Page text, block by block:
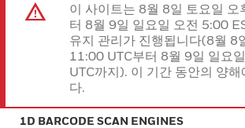
이 사이트는 8월 8일 토요일 오
터 8월 9일 일요일 오전 5:00
유지 관리가 진행됩니다(8월 8
11:00 UTC부터 8월 9일 일요
UTC까지). 이 기간 동안의 양해
다.
1D BARCODE SCAN ENGINES